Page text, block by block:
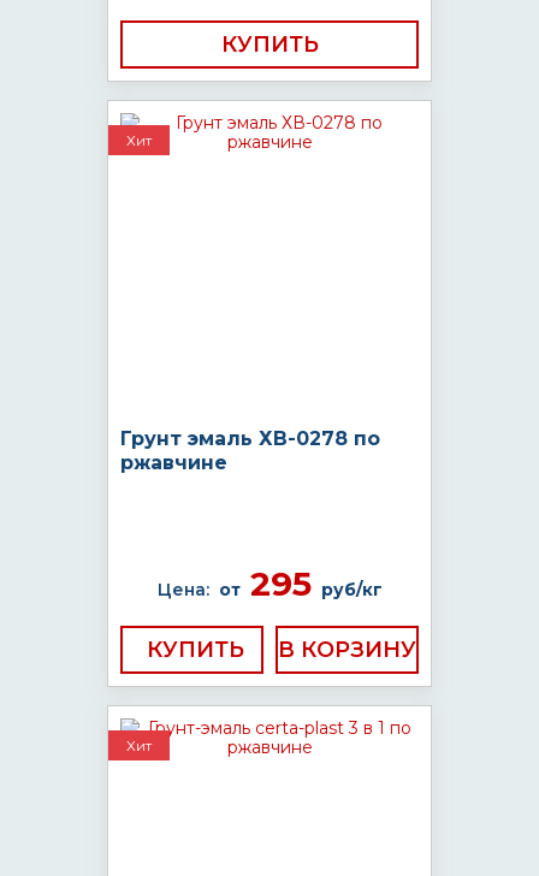
КУПИТЬ
Хит
Грунт эмаль ХВ-0278 по
ржавчине
Цена: от295 руб/кг
КУПИТЬ
Хит